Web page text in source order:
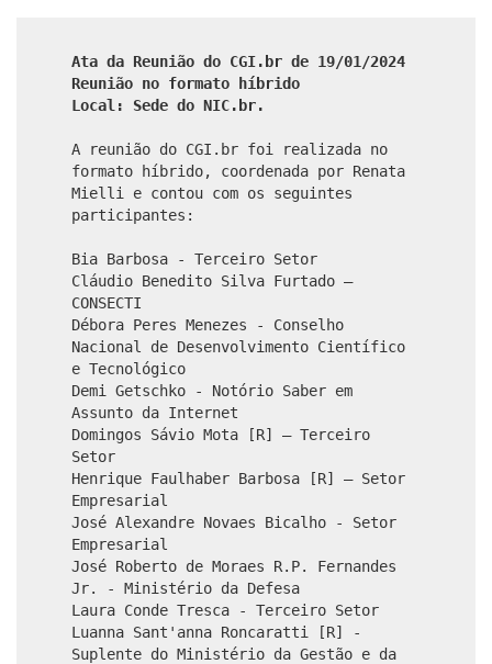
Ata da Reunião do CGI.br de 19/01/2024
Reunião no formato híbrido
Local: Sede do NIC.br.
A reunião do CGI.br foi realizada no
formato híbrido, coordenada por Renata
Mielli e contou com os seguintes
participantes:
Bia Barbosa - Terceiro Setor
Cláudio Benedito Silva Furtado –
CONSECTI
Débora Peres Menezes - Conselho
Nacional de Desenvolvimento Científico
e Tecnológico
Demi Getschko - Notório Saber em
Assunto da Internet
Domingos Sávio Mota [R] – Terceiro
Setor
Henrique Faulhaber Barbosa [R] – Setor
Empresarial
José Alexandre Novaes Bicalho - Setor
Empresarial
José Roberto de Moraes R.P. Fernandes
Jr. - Ministério da Defesa
Laura Conde Tresca - Terceiro Setor
Luanna Sant'anna Roncaratti [R] -
Suplente do Ministério da Gestão e da